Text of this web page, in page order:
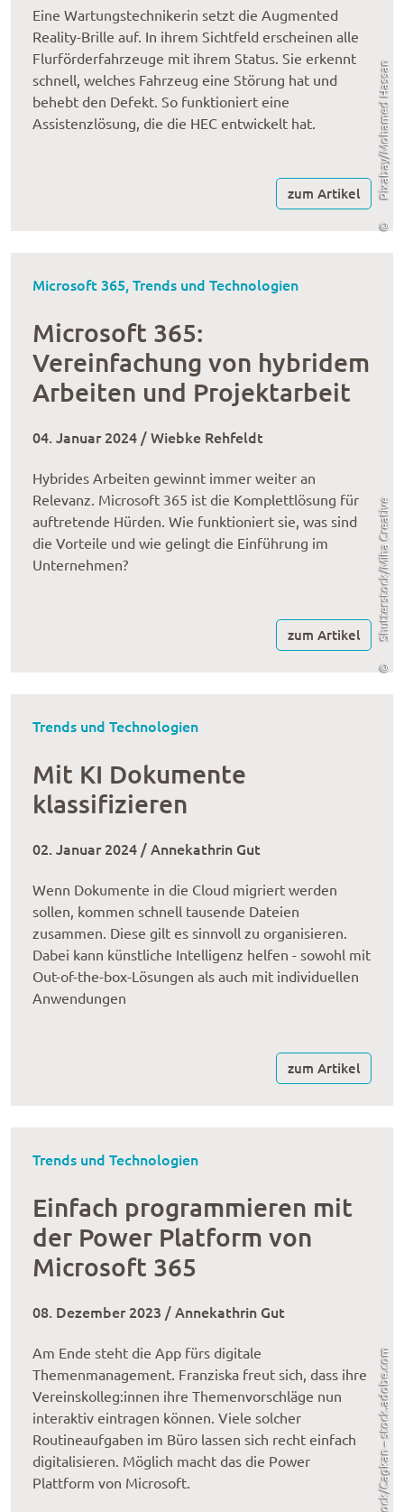
Eine Wartungstechnikerin setzt die Augmented
Reality-Brille auf. In ihrem Sichtfeld erscheinen alle
Flurförderfahrzeuge mit ihrem Status. Sie erkennt
schnell, welches Fahrzeug eine Störung hat und
behebt den Defekt. So funktioniert eine
Assistenzlösung, die die HEC entwickelt hat.
zum Artikel
©
Pixabay/Mohamed Hassan
Microsoft 365, Trends und Technologien
Microsoft 365:
Vereinfachung von hybridem
Arbeiten und Projektarbeit
04. Januar 2024 / Wiebke Rehfeldt
Hybrides Arbeiten gewinnt immer weiter an
Relevanz. Microsoft 365 ist die Komplettlösung für
auftretende Hürden. Wie funktioniert sie, was sind
die Vorteile und wie gelingt die Einführung im
Unternehmen?
zum Artikel
©
Shutterstock/Miha Creative
Trends und Technologien
Mit KI Dokumente
klassifizieren
02. Januar 2024 / Annekathrin Gut
Wenn Dokumente in die Cloud migriert werden
sollen, kommen schnell tausende Dateien
zusammen. Diese gilt es sinnvoll zu organisieren.
Dabei kann künstliche Intelligenz helfen - sowohl mit
Out-of-the-box-Lösungen als auch mit individuellen
Anwendungen
zum Artikel
Trends und Technologien
Einfach programmieren mit
der Power Platform von
Microsoft 365
08. Dezember 2023 / Annekathrin Gut
Am Ende steht die App fürs digitale
Themenmanagement. Franziska freut sich, dass ihre
Vereinskolleg:innen ihre Themenvorschläge nun
interaktiv eintragen können. Viele solcher
Routineaufgaben im Büro lassen sich recht einfach
digitalisieren. Möglich macht das die Power
Plattform von Microsoft.
AdobeStock/Cagkan – stock.adobe.com